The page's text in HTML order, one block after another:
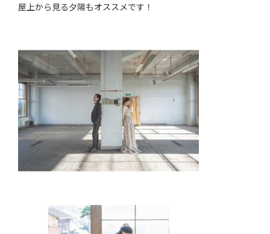
屋上から見る夕陽もオススメです！